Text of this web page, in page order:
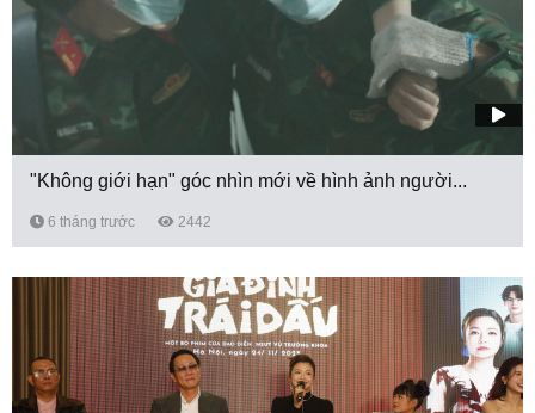
"Không giới hạn" góc nhìn mới về hình ảnh người...
6 tháng trước 2442